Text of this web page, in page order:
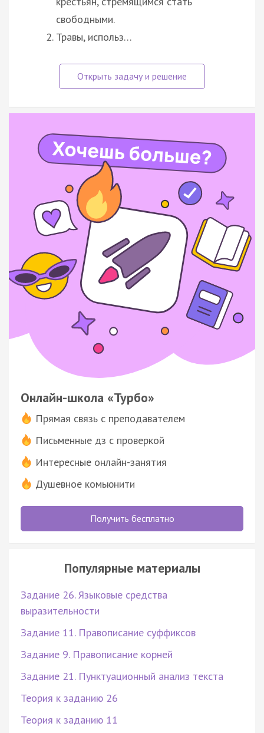
свободными.
Травы, использ…
Онлайн-школа «Турбо»
Прямая связь с преподавателем
Письменные дз с проверкой
Интересные онлайн-занятия
Душевное комьюнити
Получить бесплатно
Популярные материалы
Задание 26. Языковые средства
выразительности
Задание 11. Правописание суффиксов
Задание 9. Правописание корней
Задание 21. Пунктуационный анализ текста
Теория к заданию 26
Теория к заданию 11